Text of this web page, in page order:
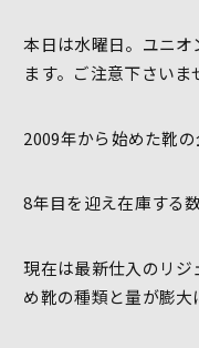
本日は水曜日。ユニ
ます。ご注意下さいま
2009年から始めた靴の
8年目を迎え在庫する
現在は最新仕入のリ
め靴の種類と量が膨大